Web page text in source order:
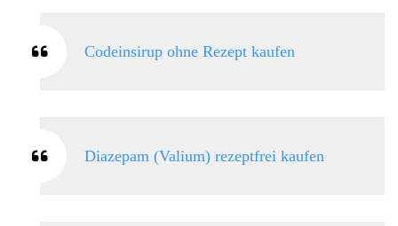
Codeinsirup ohne Rezept kaufen
Diazepam (Valium) rezeptfrei kaufen